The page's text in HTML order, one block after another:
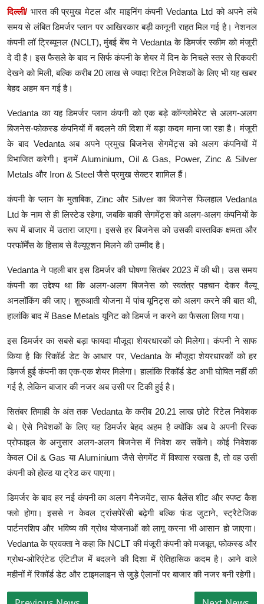
दिल्ली/ भारत की प्रमुख मेटल और माइनिंग कंपनी Vedanta Ltd को अपने लंबे
समय से लंबित डिमर्जर प्लान पर आखिरकार बड़ी कानूनी राहत मिल गई है। नेशनल
कंपनी लॉ ट्रिब्यूनल (NCLT), मुंबई बेंच ने Vedanta के डिमर्जर स्कीम को मंजूरी
दे दी है। इस फैसले के बाद न सिर्फ कंपनी के शेयर में दिन के निचले स्तर से रिकवरी
देखने को मिली, बल्कि करीब 20 लाख से ज्यादा रिटेल निवेशकों के लिए भी यह खबर
बेहद अहम बन गई है।
Vedanta का यह डिमर्जर प्लान कंपनी को एक बड़े कॉन्ग्लोमेरेट से अलग-अलग
बिजनेस-फोकस्ड कंपनियों में बदलने की दिशा में बड़ा कदम माना जा रहा है। मंजूरी
के बाद Vedanta अब अपने प्रमुख बिजनेस सेगमेंट्स को अलग कंपनियों में
विभाजित करेगी। इनमें Aluminium, Oil & Gas, Power, Zinc & Silver
Metals और Iron & Steel जैसे प्रमुख सेक्टर शामिल हैं।
कंपनी के प्लान के मुताबिक, Zinc और Silver का बिजनेस फिलहाल Vedanta
Ltd के नाम से ही लिस्टेड रहेगा, जबकि बाकी सेगमेंट्स को अलग-अलग कंपनियों के
रूप में बाजार में उतारा जाएगा। इससे हर बिजनेस को उसकी वास्तविक क्षमता और
परफॉर्मेंस के हिसाब से वैल्यूएशन मिलने की उम्मीद है।
Vedanta ने पहली बार इस डिमर्जर की घोषणा सितंबर 2023 में की थी। उस समय
कंपनी का उद्देश्य था कि अलग-अलग बिजनेस को स्वतंत्र पहचान देकर वैल्यू
अनलॉकिंग की जाए। शुरुआती योजना में पांच यूनिट्स को अलग करने की बात थी,
हालांकि बाद में Base Metals यूनिट को डिमर्ज न करने का फैसला लिया गया।
इस डिमर्जर का सबसे बड़ा फायदा मौजूदा शेयरधारकों को मिलेगा। कंपनी ने साफ
किया है कि रिकॉर्ड डेट के आधार पर, Vedanta के मौजूदा शेयरधारकों को हर
डिमर्ज हुई कंपनी का एक-एक शेयर मिलेगा। हालांकि रिकॉर्ड डेट अभी घोषित नहीं की
गई है, लेकिन बाजार की नजर अब उसी पर टिकी हुई है।
सितंबर तिमाही के अंत तक Vedanta के करीब 20.21 लाख छोटे रिटेल निवेशक
थे। ऐसे निवेशकों के लिए यह डिमर्जर बेहद अहम है क्योंकि अब वे अपनी रिस्क
प्रोफाइल के अनुसार अलग-अलग बिजनेस में निवेश कर सकेंगे। कोई निवेशक
केवल Oil & Gas या Aluminium जैसे सेगमेंट में विश्वास रखता है, तो वह उसी
कंपनी को होल्ड या ट्रेड कर पाएगा।
डिमर्जर के बाद हर नई कंपनी का अलग मैनेजमेंट, साफ बैलेंस शीट और स्पष्ट कैश
फ्लो होगा। इससे न केवल ट्रांसपेरेंसी बढ़ेगी बल्कि फंड जुटाने, स्ट्रैटेजिक
पार्टनरशिप और भविष्य की ग्रोथ योजनाओं को लागू करना भी आसान हो जाएगा।
Vedanta के प्रवक्ता ने कहा कि NCLT की मंजूरी कंपनी को मजबूत, फोकस्ड और
ग्रोथ-ओरिएंटेड एंटिटीज में बदलने की दिशा में ऐतिहासिक कदम है। आने वाले
महीनों में रिकॉर्ड डेट और टाइमलाइन से जुड़े ऐलानों पर बाजार की नजर बनी रहेगी।